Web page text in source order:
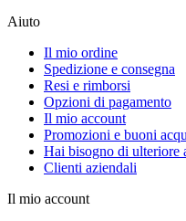
Aiuto
Il mio ordine
Spedizione e consegna
Resi e rimborsi
Opzioni di pagamento
Il mio account
Promozioni e buoni
Hai bisogno di ulteriore
Clienti aziendali
Il mio account